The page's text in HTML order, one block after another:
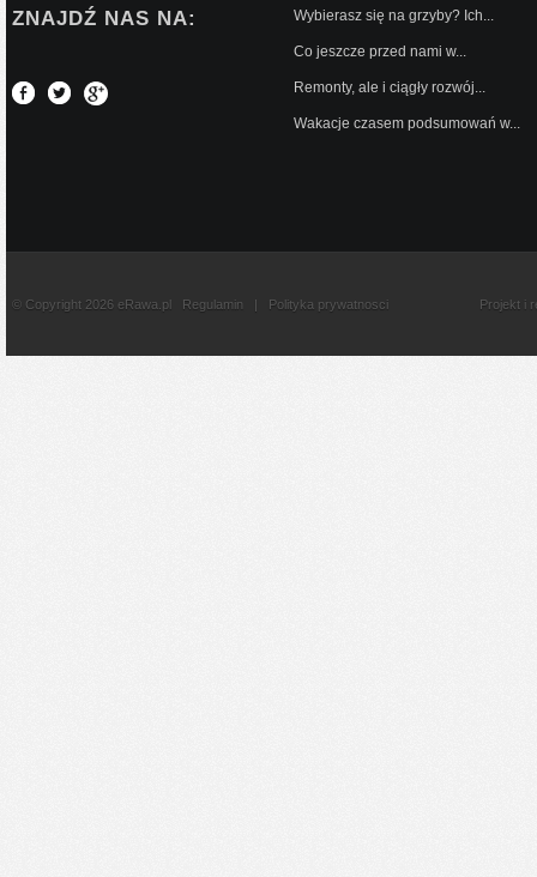
ZNAJDŹ NAS NA: Wybierasz się na grzyby? Ich...
Co jeszcze przed nami w...
Remonty, ale i ciągły rozwój...
Wakacje czasem podsumowań w...
© Copyright 2026 eRawa.pl Regulamin | Polityka prywatnosci Projekt i